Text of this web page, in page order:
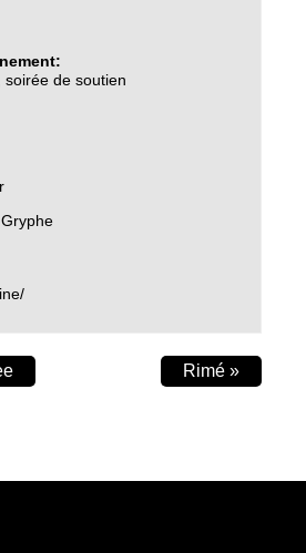
soirée de soutien
Rimé »